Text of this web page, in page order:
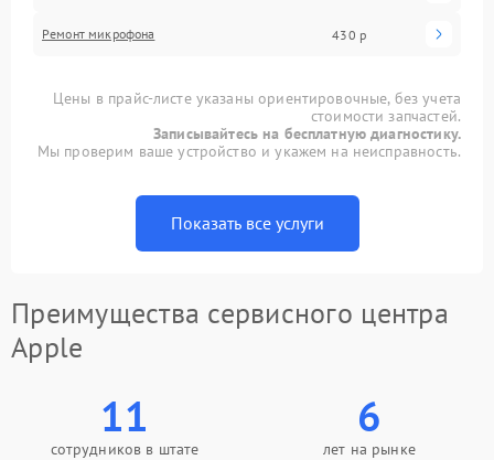
Ремонт микрофона 430 р
Цены в прайс-листе указаны ориентировочные, без учета
стоимости запчастей.
Записывайтесь на бесплатную диагностику.
Мы проверим ваше устройство и укажем на неисправность.
Показать все услуги
Преимущества сервисного центра
Apple
11
сотрудников в штате
6
лет на рынке